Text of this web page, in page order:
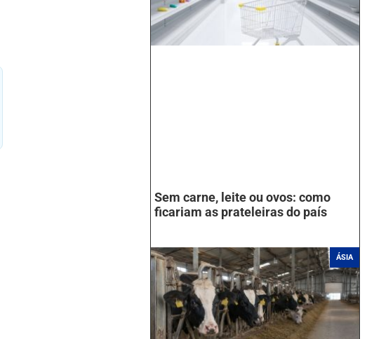
Sem carne, leite ou ovos: como
ficariam as prateleiras do país
ÁSIA